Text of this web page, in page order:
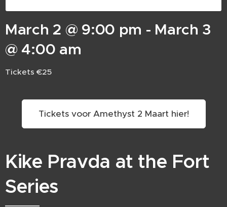
March 2 @ 9:00 pm - March 3
@ 4:00 am
Tickets €25
Tickets voor Amethyst 2 Maart hier!
Kike Pravda at the Fort
Series